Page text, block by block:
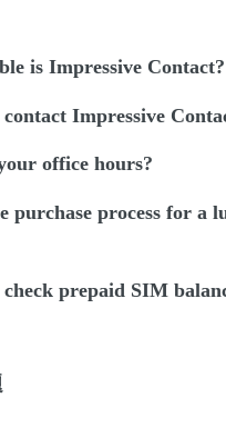
is Impressive Contact?
Impressive
office hours?
purchase process for a
prepaid SIM